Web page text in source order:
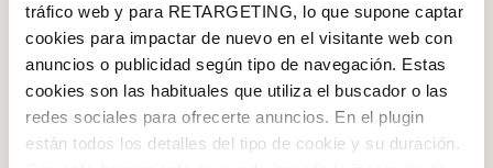
tráfico web y para RETARGETING, lo que supone captar
cookies para impactar de nuevo en el visitante web con
anuncios o publicidad según tipo de navegación. Estas
cookies son las habituales que utiliza el buscador o las
redes sociales para ofrecerte anuncios. En el plugin
están todos los detalles del tipo de cookie y su duración.
Iniciar sessió amb Google